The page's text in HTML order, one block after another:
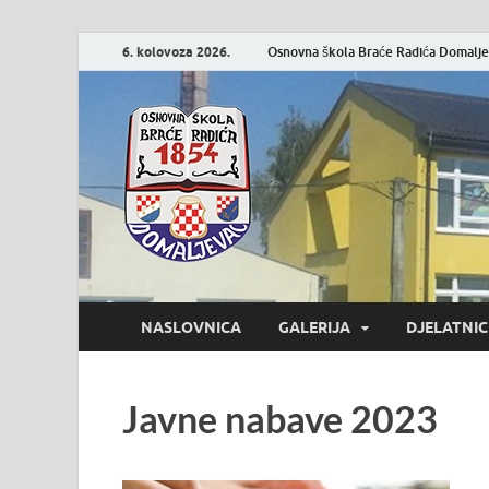
6. kolovoza 2026. Osnovna škola Braće Radića
Osnovna
Službena stranica
NASLOVNICA GALERIJA
Javne nabave 2023